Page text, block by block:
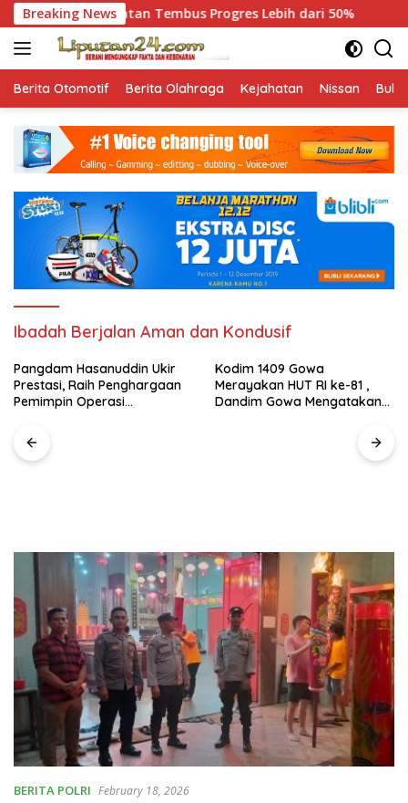
Skip
to
content
Breaking News
Selatan Tembus Progres Lebih dari 50% Pangdam
Berita Otomotif Berita Olahraga Kejahatan Nissan
Ibadah Berjalan Aman dan Kondusif
Pangdam Hasanuddin Ukir
Prestasi, Raih Penghargaan
Pemimpin Operasi
Kodim 1409 Gowa
Merayakan HUT RI ke-81 ,
Dandim Gowa Mengatakan
Persatuan Dan Jiwa Korsa
BERITA POLRI February 18, 2026